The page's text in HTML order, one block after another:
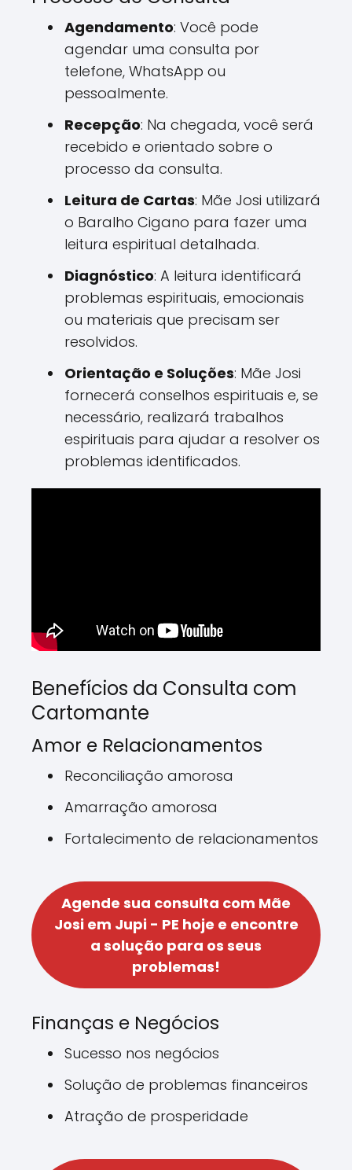
Agendamento: Você pode
agendar uma consulta por
telefone, WhatsApp ou
pessoalmente.
Recepção: Na chegada, você será
recebido e orientado sobre o
processo da consulta.
Leitura de Cartas: Mãe Josi utilizará
o Baralho Cigano para fazer uma
leitura espiritual detalhada.
Diagnóstico: A leitura identificará
problemas espirituais, emocionais
ou materiais que precisam ser
resolvidos.
Orientação e Soluções: Mãe Josi
fornecerá conselhos espirituais e, se
necessário, realizará trabalhos
espirituais para ajudar a resolver os
problemas identificados.
Benefícios da Consulta com
Cartomante
Amor e Relacionamentos
Reconciliação amorosa
Amarração amorosa
Fortalecimento de relacionamentos
Agende sua consulta com Mãe
Josi em Jupi - PE hoje e encontre
a solução para os seus
problemas!
Finanças e Negócios
Sucesso nos negócios
Solução de problemas financeiros
Atração de prosperidade